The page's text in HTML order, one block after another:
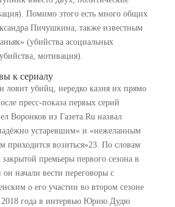
Помимо этого есть много общих
Пичушкина, также известным
(убийства асоциальных
мотивация).
к сериалу
ловит убийц, нередко казня их прямо
пресс-показа первых серий
Воронков из Газета.Ru назвал
устаревшим» и «нежеланным
приходится возиться»23. По словам
премьеры первого сезона в
начали вести переговоры с
о его участии во втором сезоне
2018 года в интервью Юрию Дудю